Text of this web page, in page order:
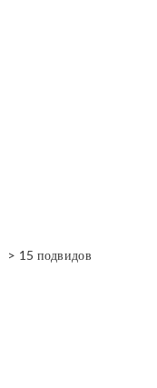
> 15 подвидов